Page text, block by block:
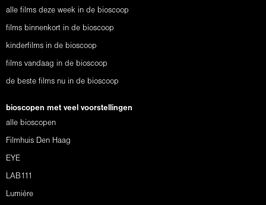
alle films deze week in de bioscoop
films binnenkort in de bioscoop
kinderfilms in de bioscoop
films vandaag in de bioscoop
de beste films nu in de bioscoop
bioscopen met veel voorstellingen
alle bioscopen
Filmhuis Den Haag
EYE
LAB111
Lumière